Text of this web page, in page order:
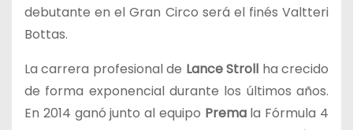
debutante en el Gran Circo será el finés Valtteri
Bottas.
La carrera profesional de Lance Stroll ha crecido
de forma exponencial durante los últimos años.
En 2014 ganó junto al equipo Premala Fórmula 4